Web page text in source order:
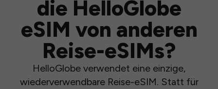
die HelloGlobe
eSIM von anderen
Reise-eSIMs?
HelloGlobe verwendet eine einzige,
wiederverwendbare Reise-eSIM. Statt für